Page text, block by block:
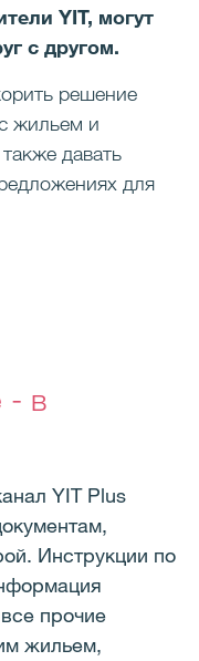
YIT, могут
с другом.
решение
жильем и
давать
для
- в
YIT Plus
Инструкции по
прочие
жильем,